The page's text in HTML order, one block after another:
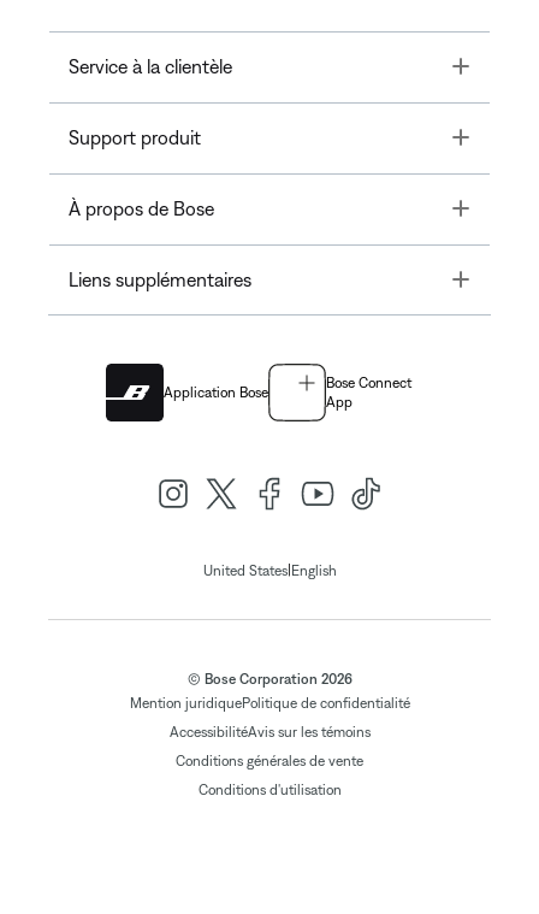
Service à la clientèle Toggle
Support produit Toggle
À propos de Bose Toggle
Liens supplémentaires Toggle
Application Bose
Bose Connect
App
United States|English
© Bose Corporation 2026
Mention juridiquePolitique de confidentialité
AccessibilitéAvis sur les témoins
Conditions générales de vente
Conditions d'utilisation